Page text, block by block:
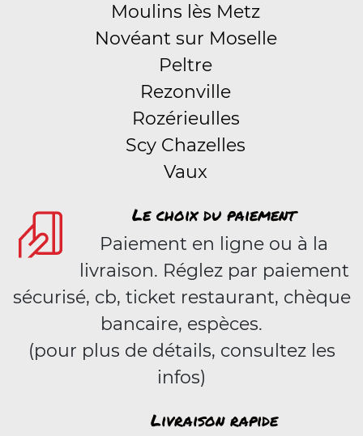
Moulins lès Metz
Novéant sur Moselle
Peltre
Rezonville
Rozérieulles
Scy Chazelles
Vaux
Le choix du paiement
Paiement en ligne ou à la
livraison. Réglez par paiement
sécurisé, cb, ticket restaurant, chèque
bancaire, espèces.
(pour plus de détails, consultez les
infos)
Livraison rapide